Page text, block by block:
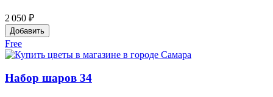
2 050 ₽
Добавить
Free
Набор шаров 34